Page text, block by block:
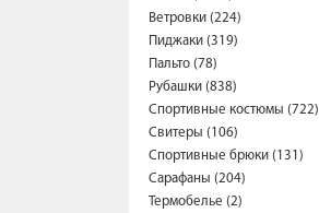
Ветровки (224)
Пиджаки (319)
Пальто (78)
Рубашки (838)
Спортивные костюмы (722)
Свитеры (106)
Спортивные брюки (131)
Сарафаны (204)
Термобелье (2)